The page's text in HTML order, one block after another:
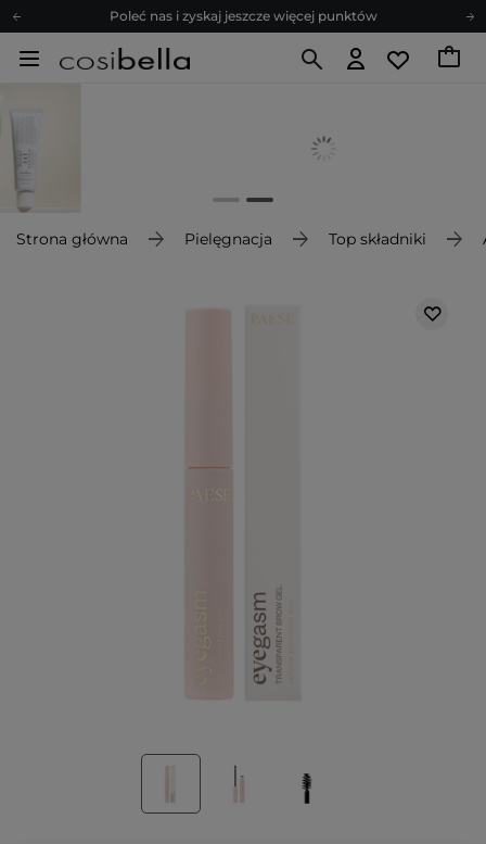
Poleć nas i zyskaj jeszcze więcej punktów
Zapisz się na newsletter pełen porad
Poleć nas i zyskaj jeszcze więcej punktów
Strona główna Pielęgnacja Top składniki